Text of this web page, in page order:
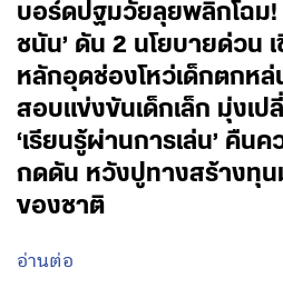
บอร์ดปฐมวัยลุยพลิกโฉม!
ชนัน’ ดัน 2 นโยบายด่วน
หลักอุดช่องโหว่เด็กตกห
สอบแข่งขันเด็กเล็ก มุ่งเป
‘เรียนรู้ผ่านการเล่น’ คืน
กดดัน หวังปูทางสร้างทุ
ของชาติ
อ่านต่อ